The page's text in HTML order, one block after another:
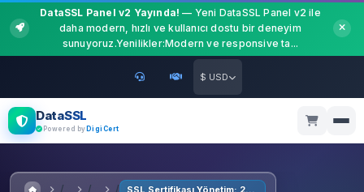
DataSSL Panel v2 Yayında! — Yeni DataSSL Panel v2 ile
daha modern, hızlı ve kullanıcı dostu bir deneyim
sunuyoruz.Yenilikler:Modern ve responsive ta...
$ USD
DataSSL
Powered by DigiCert
SSL Sertifikası Yönetim: 2026 Güncel Rehber